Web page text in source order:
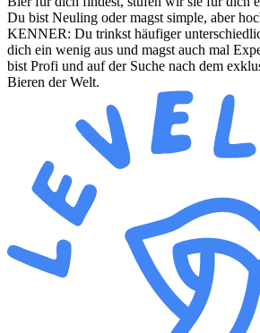
Du bist Neuling oder magst simple, aber
KENNER: Du trinkst häufiger
dich ein wenig aus und magst auch mal
bist Profi und auf der Suche nach dem
Bieren der Welt.